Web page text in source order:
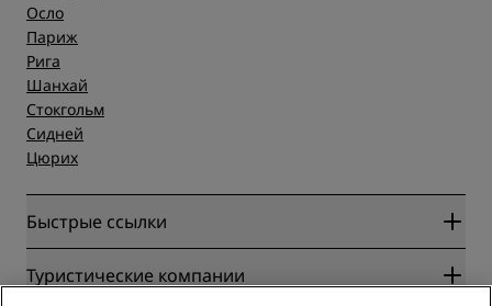
Осло
Париж
Рига
Шанхай
Стокгольм
Сидней
Цюрих
Быстрые ссылки
Radisson Rewards
Гарантия лучшей цены онлайн
Туристические компании